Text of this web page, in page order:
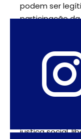
podem ser
participação
finalidade
dignidade
étnica e
tradicionais,
mulheres
agroecologia
respeito ao
justiça social,